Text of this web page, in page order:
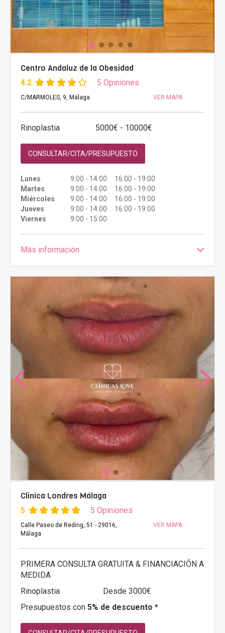
Centro Andaluz de la Obesidad
4.2 5 Opiniones
C/MARMOLES, 9, Málaga VER MAPA
Rinoplastia 5000€ - 10000€
CONSULTAR/CITA/PRESUPUESTO
Lunes
9:00 - 14:00 16:00 - 19:00
Martes
9:00 - 14:00 16:00 - 19:00
Miércoles
9:00 - 14:00 16:00 - 19:00
Jueves
9:00 - 14:00 16:00 - 19:00
Viernes
9:00 - 15:00
Más información
Clinica Londres Málaga
5 5 Opiniones
Calle Paseo de Reding, 51 - 29016,
Málaga
VER MAPA
PRIMERA CONSULTA GRATUITA & FINANCIACIÓN A
MEDIDA
Rinoplastia
Desde 3000€
Presupuestos con 5% de descuento *